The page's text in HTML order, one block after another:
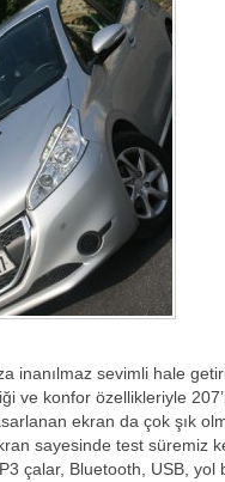
inanılmaz sevimli hale
ve konfor özellikleriyle
ekran da çok şık
sayesinde test süremiz
çalar, Bluetooth, USB, yol